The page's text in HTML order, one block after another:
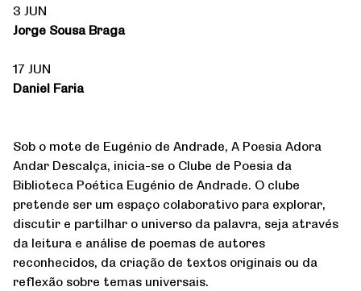
3 JUN
Jorge Sousa Braga
17 JUN
Daniel Faria
Sob o mote de Eugénio de Andrade, A Poesia Adora
Andar Descalça, inicia-se o Clube de Poesia da
Biblioteca Poética Eugénio de Andrade. O clube
pretende ser um espaço colaborativo para explorar,
discutir e partilhar o universo da palavra, seja através
da leitura e análise de poemas de autores
reconhecidos, da criação de textos originais ou da
reflexão sobre temas universais.